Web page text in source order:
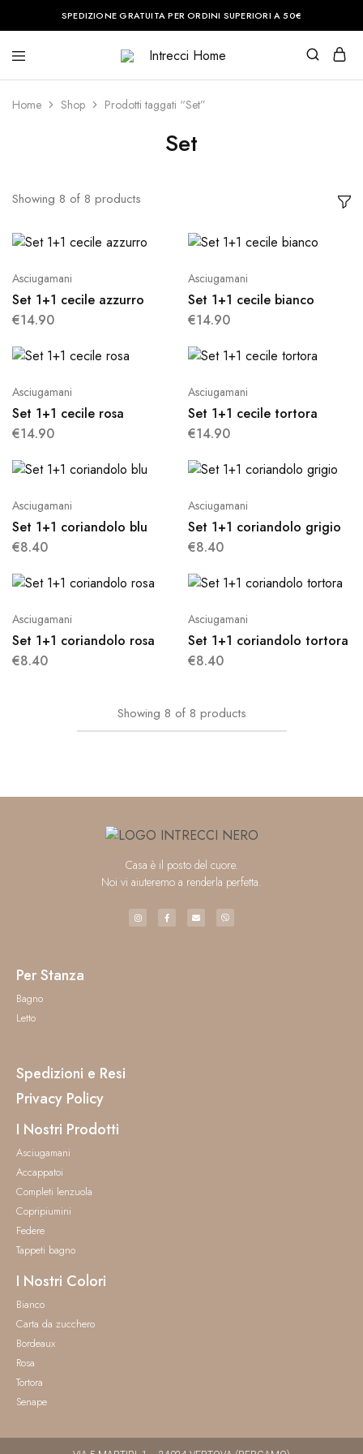
SPEDIZIONE GRATUITA PER ORDINI SUPERIORI A 50€
Intrecci
Home
è
posto
renderla
perfetta.
Home Shop Prodotti taggati “Set”
Set
Showing 8 of 8 products
Asciugamani
Set 1+1 cecile azzurro
€14.90
Asciugamani
Set 1+1 cecile bianco
€14.90
Asciugamani
Set 1+1 cecile rosa
€14.90
Asciugamani
Set 1+1 cecile tortora
€14.90
Asciugamani
Set 1+1 coriandolo blu
€8.40
Asciugamani
Set 1+1 coriandolo grigio
€8.40
Asciugamani
Set 1+1 coriandolo rosa
€8.40
Asciugamani
Set 1+1 coriandolo tortora
€8.40
Showing 8 of 8 products
Casa è il posto del cuore.
Noi vi aiuteremo a renderla perfetta.
Per Stanza
Bagno
Letto
Spedizioni e Resi
Privacy Policy
I Nostri Prodotti
Asciugamani
Accappatoi
Completi lenzuola
Copripiumini
Federe
Tappeti bagno
I Nostri Colori
Bianco
Carta da zucchero
Bordeaux
Rosa
Tortora
Senape